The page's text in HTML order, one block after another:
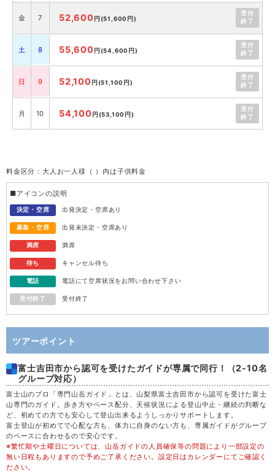
金 7 52,600 円 (51,600円)
受付
終了
土 8 55,600 円 (54,600円)
受付
終了
日 9 52,100 円 (51,100円)
受付
終了
月 10 54,100 円 (53,100円)
受付
終了
水 12 50,100
木 13 48,600 円(47,600円)
金 14 52,100
日 16 48,100
月 17 43,600
火 18 43,600円(42,600円) 満席
水 19 43,600 円 (42,600円) 満席
木 20 43,600 円(42,600円)
金
料金区分：大人お一人様（ ）内は子供料金
■アイコンの説明
決定・空席 出発決定・空席あり
募集・空席 出発未決定・空席あり
満席 満席
待ち キャンセル待ち
電話 電話にて空席状況をお問い合わせ下さい
受付終了 受付終了
ツアーポイント
富士吉田市から認可を受けたガイドが専属で同行！（2-10名
グループ対応）
富士山のプロ「専門山岳ガイド」とは、山梨県富士吉田市から認可を受けた富士
山専門のガイド。歩き方やペース配分、天候状況による登山中止・継続の判断な
ど、初めての方でも安心して登山出来るようしっかりサポートします。
富士登山が初めてで心配な方も、体力に自身のない方も、専属ガイドがグループ
のペースに合わせるので安心です。
※繁忙期や土曜日については、山岳ガイドの人員確保等の問題により一部設定の
無い日程もありますので予めご了承ください。設定日はカレンダーにてご確認く
ださい。